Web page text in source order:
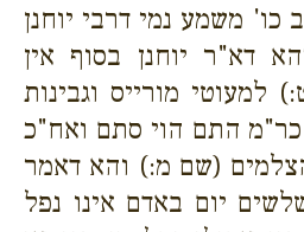
כו' משמע נמי דרבי יוחנן
דא"ר יוחנן בסוף אין
למעוטי מורייס וגבינות
כר"מ התם הוי סתם ואח"כ
(שם מ:) והא דאמר
יום באדם אינו נפל